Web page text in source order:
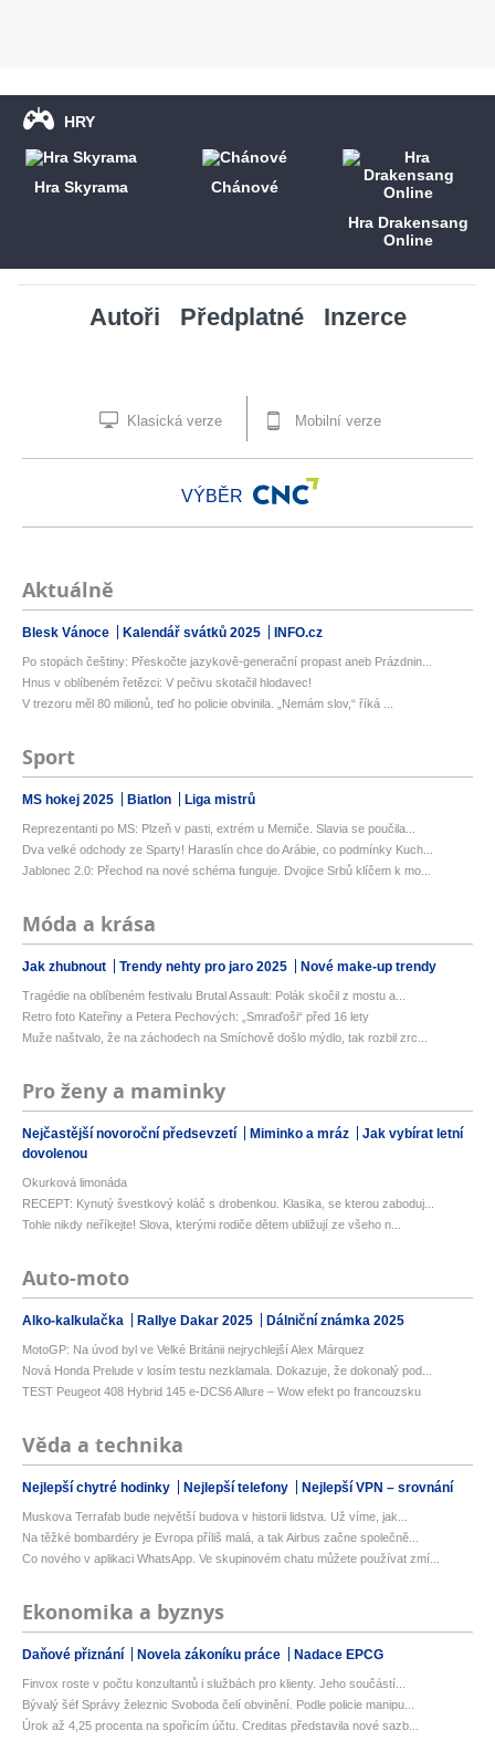
HRY
Hra Skyrama
Chánové
Hra Drakensang
Online
Autoři Předplatné Inzerce
Klasická verze Mobilní verze
VÝBĚR
Aktuálně
Blesk Vánoce Kalendář svátků 2025 INFO.cz
Po stopách češtiny: Přeskočte jazykově-generační propast aneb Prázdnin...
Hnus v oblíbeném řetězci: V pečivu skotačil hlodavec!
V trezoru měl 80 milionů, teď ho policie obvinila. „Nemám slov,“ říká ...
Sport
MS hokej 2025 Biatlon Liga mistrů
Reprezentanti po MS: Plzeň v pasti, extrém u Memiče. Slavia se poučila...
Dva velké odchody ze Sparty! Haraslín chce do Arábie, co podmínky Kuch...
Jablonec 2.0: Přechod na nové schéma funguje. Dvojice Srbů klíčem k mo...
Móda a krása
Jak zhubnout Trendy nehty pro jaro 2025 Nové make-up trendy
Tragédie na oblíbeném festivalu Brutal Assault: Polák skočil z mostu a...
Retro foto Kateřiny a Petera Pechových: „Smraďoši“ před 16 lety
Muže naštvalo, že na záchodech na Smíchově došlo mýdlo, tak rozbil zrc...
Pro ženy a maminky
Nejčastější novoroční předsevzetí Miminko a mráz
Jak vybírat letní
dovolenou
Okurková limonáda
RECEPT: Kynutý švestkový koláč s drobenkou. Klasika, se kterou zaboduj...
Tohle nikdy neříkejte! Slova, kterými rodiče dětem ubližují ze všeho n...
Auto-moto
Alko-kalkulačka Rallye Dakar 2025 Dálniční známka 2025
MotoGP: Na úvod byl ve Velké Británii nejrychlejší Alex Márquez
Nová Honda Prelude v losím testu nezklamala. Dokazuje, že dokonalý pod...
TEST Peugeot 408 Hybrid 145 e-DCS6 Allure – Wow efekt po francouzsku
Věda a technika
Nejlepší chytré hodinky Nejlepší telefony Nejlepší VPN – srovnání
Muskova Terrafab bude největší budova v historii lidstva. Už víme, jak...
Na těžké bombardéry je Evropa příliš malá, a tak Airbus začne společně...
Co nového v aplikaci WhatsApp. Ve skupinovém chatu můžete používat zmí...
Ekonomika a byznys
Daňové přiznání Novela zákoníku práce Nadace EPCG
Finvox roste v počtu konzultantů i službách pro klienty. Jeho součástí...
Bývalý šéf Správy železnic Svoboda čelí obvinění. Podle policie manipu...
Úrok až 4,25 procenta na spořicím účtu. Creditas představila nové sazb...